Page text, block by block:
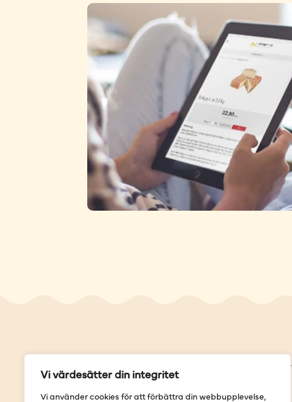
Vi värdesätter din integritet
Vi använder cookies för att förbättra din webbupplevelse,
Genvägar
Våra butiker